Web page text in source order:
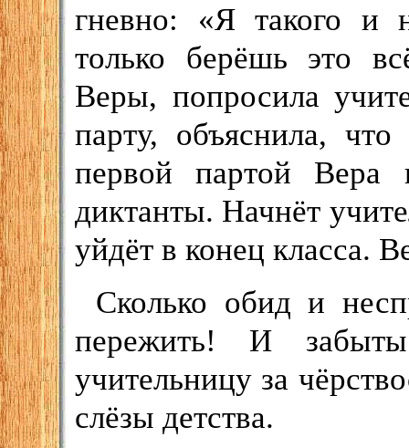
гневно: «Я такого и
только берёшь это
Веры, попросила
парту, объяснила,
первой партой Вера
диктанты. Начнёт
уйдёт в конец класса.
Сколько обид и
пережить! И
учительницу за
слёзы детства.